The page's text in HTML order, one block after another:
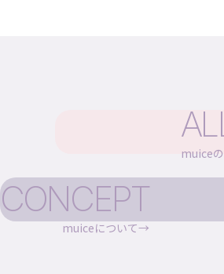
muice
CONCEPT
muiceについて